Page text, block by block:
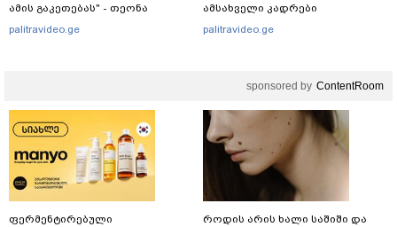
ამის გაკეთებას" - თეონა
კონტრიძე მეუღლეს ემოციურ
palitravideo.ge
ამსახველი კადრები
ტაილანდიდან მედიაში
palitravideo.ge
sponsored by ContentRoom
ფერმენტირებული
როდის არის ხალი საშიში და